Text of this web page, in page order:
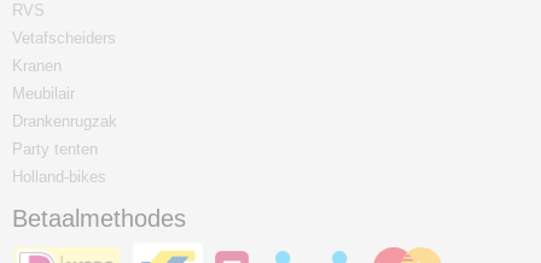
RVS
Vetafscheiders
Kranen
Meubilair
Drankenrugzak
Party tenten
Holland-bikes
Betaalmethodes